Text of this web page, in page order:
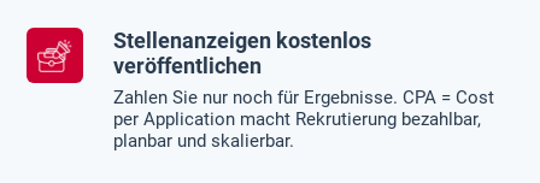
Stellenanzeigen kostenlos
veröffentlichen
Zahlen Sie nur noch für Ergebnisse. CPA = Cost
per Application macht Rekrutierung bezahlbar,
planbar und skalierbar.